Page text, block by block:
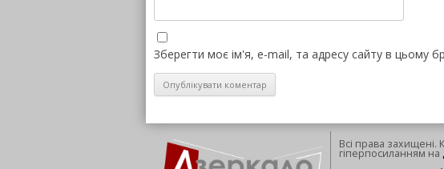
Зберегти моє ім'я, e-mail, та адресу сайту в цьому
Всі права захищені.
гіперпосиланням на